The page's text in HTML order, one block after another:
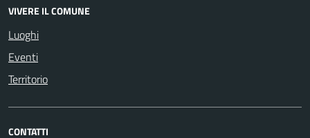
VIVERE IL COMUNE
Luoghi
Eventi
Territorio
CONTATTI